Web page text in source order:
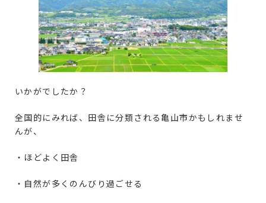
いかがでしたか？
全国的にみれば、田舎に分類される亀山市かもしれませ
んが、
・ほどよく田舎
・自然が多くのんびり過ごせる